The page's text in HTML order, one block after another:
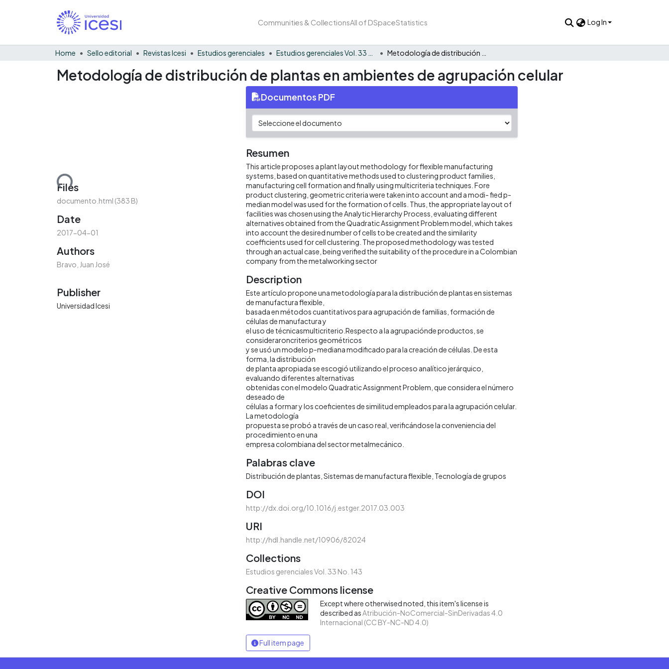
Communities & CollectionsAll of DSpaceStatistics Log In
Home Sello editorial Revistas Icesi Estudios gerenciales
Metodología de distribución de plantas en ambientes de agrupación celular
Loading...
Files
documento.html (383 B)
Date
2017-04-01
Authors
Bravo, Juan José
Publisher
Universidad Icesi
Documentos PDF
Resumen
This article proposes a plant layout methodology for flexible manufacturing
systems, based on quantitative methods used to clustering product families,
manufacturing cell formation and finally using multicriteria techniques. Fore
product clustering, geometric criteria were taken into account and a modi- fied p-
median model was used for the formation of cells. Thus, the appropriate layout of
facilities was chosen using the Analytic Hierarchy Process, evaluating different
alternatives obtained from the Quadratic Assignment Problem model, which takes
into account the desired number of cells to be created and the similarity
coefficients used for cell clustering. The proposed methodology was tested
through an actual case, being verified the suitability of the procedure in a Colombian
company from the metalworking sector
Description
Este artículo propone una metodología para la distribución de plantas en sistemas
de manufactura flexible,
basada en métodos cuantitativos para agrupación de familias, formación de
células de manufactura y
el uso de técnicasmulticriterio.Respecto a la agrupaciónde productos, se
consideraroncriterios geométricos
y se usó un modelo p-mediana modificado para la creación de células. De esta
forma, la distribución
de planta apropiada se escogió utilizando el proceso analítico jerárquico,
evaluando diferentes alternativas
obtenidas con el modelo Quadratic Assignment Problem, que considera el número
deseado de
células a formar y los coeficientes de similitud empleados para la agrupación celular.
La metodología
propuesta se probó a través de un caso real, verificándose la conveniencia del
procedimiento en una
empresa colombiana del sector metalmecánico.
Palabras clave
Distribución de plantas Sistemas de manufactura flexible Tecnología de grupos
DOI
http://dx.doi.org/10.1016/j.estger.2017.03.003
URI
http://hdl.handle.net/10906/82024
Collections
Estudios gerenciales Vol. 33 No. 143
Creative Commons license
Except where otherwised noted, this item's license is
described as Atribución-NoComercial-SinDerivadas 4.0
Internacional (CC BY-NC-ND 4.0)
Full item page